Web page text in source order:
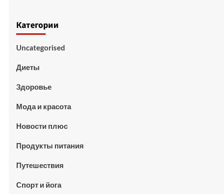
Категории
Uncategorised
Диеты
Здоровье
Мода и красота
Новости плюс
Продукты питания
Путешествия
Спорт и йога